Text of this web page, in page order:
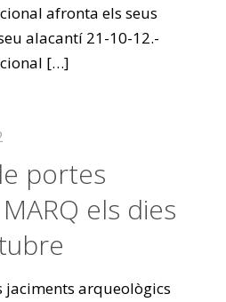
afronta els seus
alacantí 21-10-12.-
[…]
portes
els dies
jaciments arqueològics